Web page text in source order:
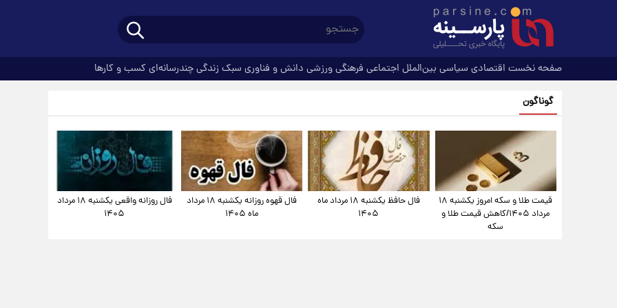
صفحه نخست اقتصادی سیاسی بین‌الملل اجتماعی فرهنگیورزشی دانش و فناوری سبک زندگیچندرسانه‌ای کسب و کارها
گوناگون
قیمت طلا و سکه امروز یکشنبه ۱۸
مرداد ۱۴۰۵/کاهش قیمت طلا و
سکه
فال حافظ یکشنبه ۱۸ مرداد ماه
۱۴۰۵
فال قهوه روزانه یکشنبه ۱۸ مرداد
ماه ۱۴۰۵
فال روزانه واقعی یکشنبه ۱۸ مرداد
۱۴۰۵